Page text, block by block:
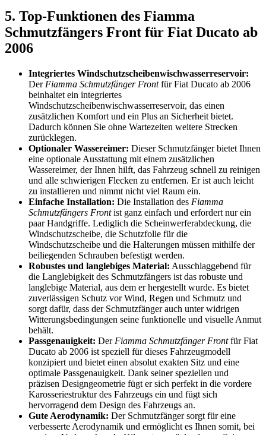
5. Top-Funktionen des Fiamma
Schmutzfängers Front für Fiat Ducato ab
2006
Integriertes Windschutzscheibenwischwasserreservoir:
Der Fiamma Schmutzfänger Frontfür Fiat Ducato ab 2006
beinhaltet ein integriertes
Windschutzscheibenwischwasserreservoir, das einen
zusätzlichen Komfort und ein Plus an Sicherheit bietet.
Dadurch können Sie ohne Wartezeiten weitere Strecken
zurücklegen.
Optionaler Wassereimer: Dieser Schmutzfänger bietet Ihnen
eine optionale Ausstattung mit einem zusätzlichen
Wassereimer, der Ihnen hilft, das Fahrzeug schnell zu reinigen
und alle schwierigen Flecken zu entfernen. Er ist auch leicht
zu installieren und nimmt nicht viel Raum ein.
Einfache Installation: Die Installation des Fiamma
Schmutzfängers Frontist ganz einfach und erfordert nur ein
paar Handgriffe. Lediglich die Scheinwerferabdeckung, die
Windschutzscheibe, die Schutzfolie für die
Windschutzscheibe und die Halterungen müssen mithilfe der
beiliegenden Schrauben befestigt werden.
Robustes und langlebiges Material: Ausschlaggebend für
die Langlebigkeit des Schmutzfängers ist das robuste und
langlebige Material, aus dem er hergestellt wurde. Es bietet
zuverlässigen Schutz vor Wind, Regen und Schmutz und
sorgt dafür, dass der Schmutzfänger auch unter widrigen
Witterungsbedingungen seine funktionelle und visuelle Anmut
behält.
Passgenauigkeit: Der Fiamma Schmutzfänger Frontfür Fiat
Ducato ab 2006 ist speziell für dieses Fahrzeugmodell
konzipiert und bietet einen absolut exakten Sitz und eine
optimale Passgenauigkeit. Dank seiner speziellen und
präzisen Designgeometrie fügt er sich perfekt in die vordere
Karosseriestruktur des Fahrzeugs ein und fügt sich
hervorragend dem Design des Fahrzeugs an.
Gute Aerodynamik: Der Schmutzfänger sorgt für eine
verbesserte Aerodynamik und ermöglicht es Ihnen somit, bei